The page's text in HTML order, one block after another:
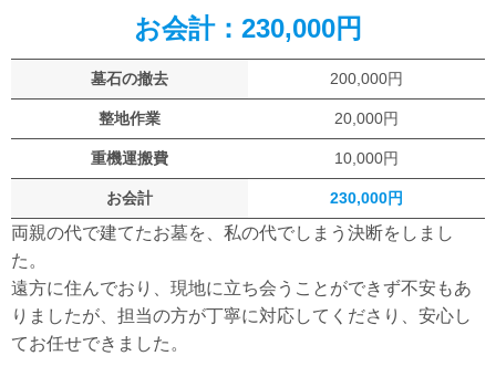
お会計：230,000円
墓石の撤去 200,000円
整地作業 20,000円
重機運搬費 10,000円
お会計 230,000円
両親の代で建てたお墓を、私の代でしまう決断をしまし
た。
遠方に住んでおり、現地に立ち会うことができず不安もあ
りましたが、担当の方が丁寧に対応してくださり、安心し
てお任せできました。